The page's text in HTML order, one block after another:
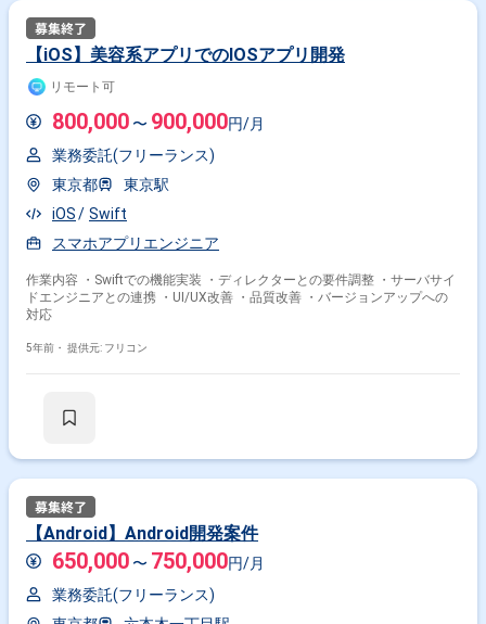
【iOS】美容系アプリでのIOSアプリ開発
リモート可
800,000 〜 900,000円/月
業務委託(フリーランス)
東京都
東京駅
iOS
Swift
スマホアプリエンジニア
作業内容 ・Swiftでの機能実装 ・ディレクターとの要件調整 ・サーバサイ
ドエンジニアとの連携 ・UI/UX改善 ・品質改善 ・バージョンアップへの
対応
5年前・ 提供元: フリコン
【Android】Android開発案件
650,000 〜 750,000円/月
業務委託(フリーランス)
掛け合わせ条件で絞り込む
スマホアプリエンジニア × 副業
スマホアプリエンジニア × 在宅・リモート
その他の条件で検索する